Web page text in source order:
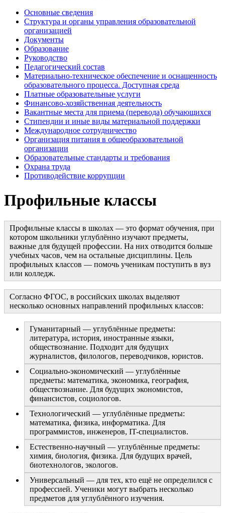
Основные сведения
Структура и органы управления образовательной
организацией
Документы
Образование
Руководство
Педагогический состав
Материально-техническое обеспечение и оснащенность
образовательного процесса. Доступная среда
Платные образовательные услуги
Финансово-хозяйственная деятельность
Вакантные места для приема (перевода) обучающихся
Стипендии и иные виды материальной поддержки
Международное сотрудничество
Организация питания в общеобразовательной
организации
Образовательные стандарты и требования
Охрана труда
Противодействие коррупции
Профильные классы
Профильные классы в школах — это формат обучения, при
котором школьники углублённо изучают предметы,
важные для будущей профессии. На них отводится больше
учебных часов, чем на остальные дисциплины. Цель
профильных классов — помочь ученикам поступить в вуз
или колледж.
Согласно ФГОС, в российских школах выделяют
несколько основных направлений профильных классов:
Гуманитарный — углублённые предметы:
литература, история, иностранные языки,
обществознание. Подходит для будущих
журналистов, филологов, переводчиков, юристов.
Социально-экономический — углублённые
предметы: математика, экономика, география,
обществознание. Для будущих экономистов,
финансистов, социологов.
Технологический — углублённые предметы:
математика, физика, информатика. Для
программистов, инженеров, IT-специалистов.
Естественно-научный — углублённые предметы:
химия, биология, физика. Для будущих врачей,
биотехнологов, экологов.
Универсальный — для тех, кто ещё не определился с
профессией. Ученики могут выбрать несколько
предметов для углублённого изучения.